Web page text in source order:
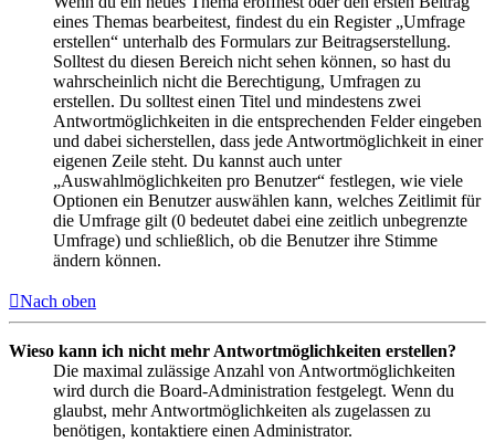
eines Themas bearbeitest, findest du ein Register „Umfrage
erstellen“ unterhalb des Formulars zur Beitragserstellung.
Solltest du diesen Bereich nicht sehen können, so hast du
wahrscheinlich nicht die Berechtigung, Umfragen zu
erstellen. Du solltest einen Titel und mindestens zwei
Antwortmöglichkeiten in die entsprechenden Felder eingeben
und dabei sicherstellen, dass jede Antwortmöglichkeit in einer
eigenen Zeile steht. Du kannst auch unter
„Auswahlmöglichkeiten pro Benutzer“ festlegen, wie viele
Optionen ein Benutzer auswählen kann, welches Zeitlimit für
die Umfrage gilt (0 bedeutet dabei eine zeitlich unbegrenzte
Umfrage) und schließlich, ob die Benutzer ihre Stimme
ändern können.
Nach oben
Wieso kann ich nicht mehr Antwortmöglichkeiten erstellen?
Die maximal zulässige Anzahl von Antwortmöglichkeiten
wird durch die Board-Administration festgelegt. Wenn du
glaubst, mehr Antwortmöglichkeiten als zugelassen zu
benötigen, kontaktiere einen Administrator.